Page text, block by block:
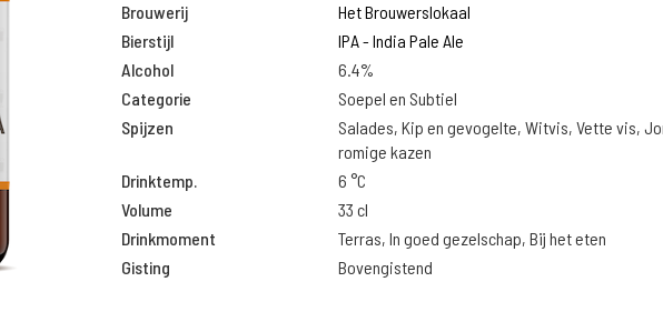
Brouwerij
Het Brouwerslokaal
Bierstijl
IPA - India Pale Ale
Alcohol
6.4%
Categorie
Soepel en Subtiel
Spijzen
Salades, Kip en gevogelte, Witvis, Vette vis,
romige kazen
Drinktemp.
6 °C
Volume
33 cl
Drinkmoment
Terras, In goed gezelschap, Bij het eten
Gisting
Bovengistend